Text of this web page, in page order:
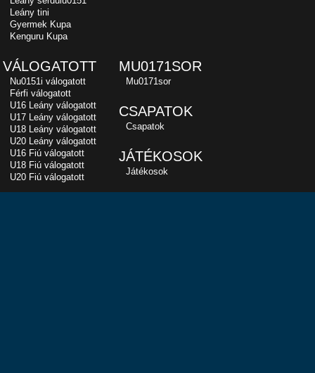
Leány tini
Gyermek Kupa
Kenguru Kupa
VÁLOGATOTT
Nu0151i válogatott
Férfi válogatott
U16 Leány válogatott
U17 Leány válogatott
U18 Leány válogatott
U20 Leány válogatott
U16 Fiú válogatott
U18 Fiú válogatott
U20 Fiú válogatott
MU0171SOR
Mu0171sor
CSAPATOK
Csapatok
JÁTÉKOSOK
Játékosok